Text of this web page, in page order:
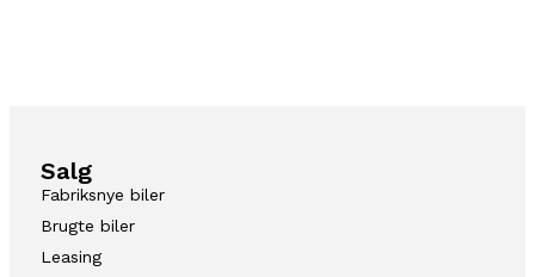
Salg
Fabriksnye biler
Brugte biler
Leasing